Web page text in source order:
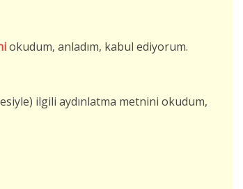
okudum, anladım, kabul ediyorum.
ilgili aydınlatma metnini okudum,